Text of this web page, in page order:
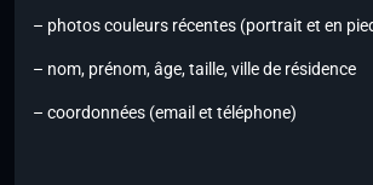
– photos couleurs récentes (portrait et en
– nom, prénom, âge, taille, ville de résidence
– coordonnées (email et téléphone)